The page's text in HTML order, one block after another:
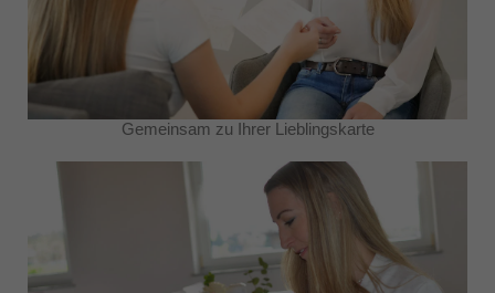
Gemeinsam zu Ihrer Lieblingskarte